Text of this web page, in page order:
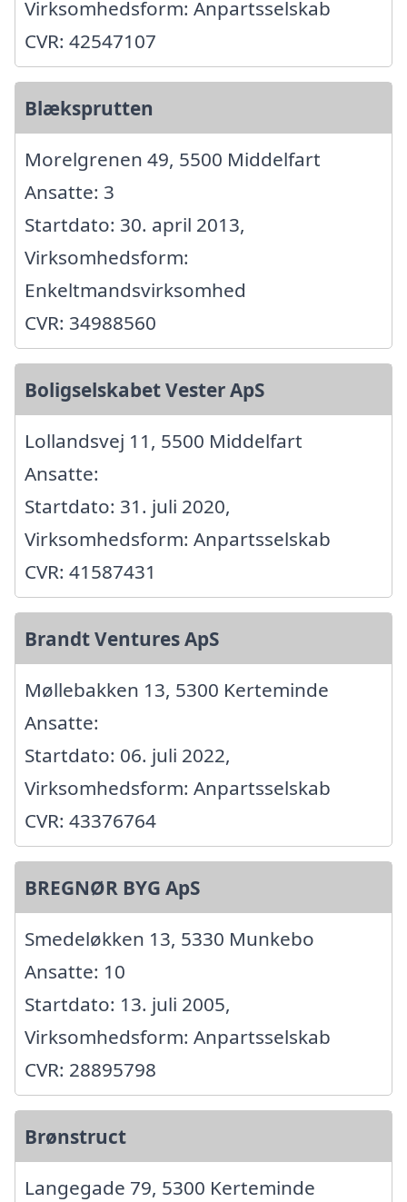
Virksomhedsform: Anpartsselskab
CVR: 42547107
Blæksprutten
Morelgrenen 49, 5500 Middelfart
Ansatte: 3
Startdato: 30. april 2013,
Virksomhedsform:
Enkeltmandsvirksomhed
CVR: 34988560
Boligselskabet Vester ApS
Lollandsvej 11, 5500 Middelfart
Ansatte:
Startdato: 31. juli 2020,
Virksomhedsform: Anpartsselskab
CVR: 41587431
Brandt Ventures ApS
Møllebakken 13, 5300 Kerteminde
Ansatte:
Startdato: 06. juli 2022,
Virksomhedsform: Anpartsselskab
CVR: 43376764
BREGNØR BYG ApS
Smedeløkken 13, 5330 Munkebo
Ansatte: 10
Startdato: 13. juli 2005,
Virksomhedsform: Anpartsselskab
CVR: 28895798
Brønstruct
Langegade 79, 5300 Kerteminde